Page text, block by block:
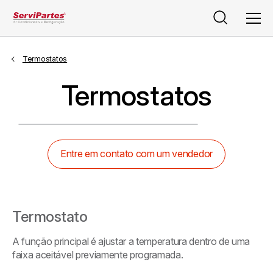
Pesquisar
Termostatos
Termostatos
Entre em contato com um vendedor
Termostato
A função principal é ajustar a temperatura dentro de uma
faixa aceitável previamente programada.